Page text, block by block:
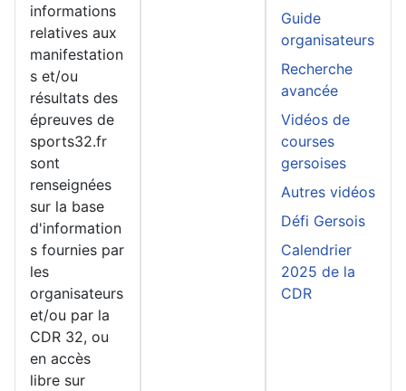
informations
relatives aux
manifestation
s et/ou
résultats des
épreuves de
sports32.fr
sont
renseignées
sur la base
d'information
s fournies par
les
organisateurs
et/ou par la
CDR 32, ou
en accès
libre sur
Guide
organisateurs
Recherche
avancée
Vidéos de
courses
gersoises
Autres vidéos
Défi Gersois
Calendrier
2025 de la
CDR